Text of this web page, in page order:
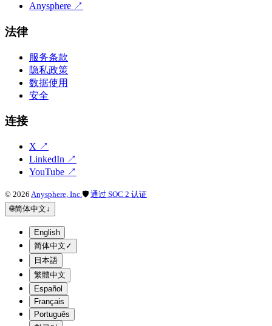
Anysphere ↗
法律
服务条款
隐私政策
数据使用
安全
连接
X ↗
LinkedIn ↗
YouTube ↗
© 2026 Anysphere, Inc. 🛡 通过 SOC 2 认证
🌐简体中文↓
English
简体中文 ✓
日本語
繁體中文
Español
Français
Português